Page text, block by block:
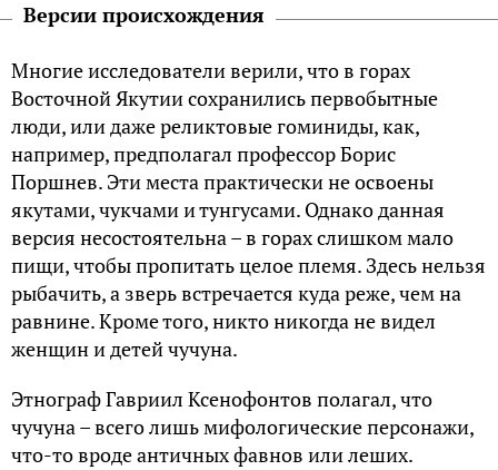
Версии происхождения
Многие исследователи верили, что в горах
Восточной Якутии сохранились первобытные
люди, или даже реликтовые гоминиды, как,
например, предполагал профессор Борис
Поршнев. Эти места практически не освоены
якутами, чукчами и тунгусами. Однако данная
версия несостоятельна – в горах слишком мало
пищи, чтобы пропитать целое племя. Здесь нельзя
рыбачить, а зверь встречается куда реже, чем на
равнине. Кроме того, никто никогда не видел
женщин и детей чучуна.
Этнограф Гавриил Ксенофонтов полагал, что
чучуна – всего лишь мифологические персонажи,
что-то вроде античных фавнов или леших.